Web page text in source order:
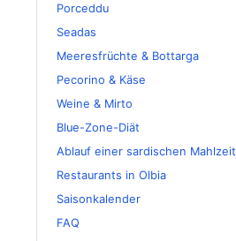
Porceddu
Seadas
Meeresfrüchte & Bottarga
Pecorino & Käse
Weine & Mirto
Blue-Zone-Diät
Ablauf einer sardischen Mahlzeit
Restaurants in Olbia
Saisonkalender
FAQ